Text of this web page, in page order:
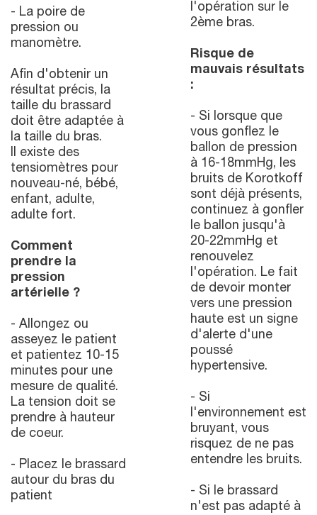
- La poire de
pression ou
manomètre.
Afin d'obtenir un
résultat précis, la
taille du brassard
doit être adaptée à
la taille du bras.
Il existe des
tensiomètres pour
nouveau-né, bébé,
enfant, adulte,
adulte fort.
Comment
prendre la
pression
artérielle ?
- Allongez ou
asseyez le patient
et patientez 10-15
minutes pour une
mesure de qualité.
La tension doit se
prendre à hauteur
de coeur.
- Placez le brassard
autour du bras du
patient
l'opération sur le
2ème bras.
Risque de
mauvais résultats
:
- Si lorsque que
vous gonflez le
ballon de pression
à 16-18mmHg, les
bruits de Korotkoff
sont déjà présents,
continuez à gonfler
le ballon jusqu'à
20-22mmHg et
renouvelez
l'opération. Le fait
de devoir monter
vers une pression
haute est un signe
d'alerte d'une
poussé
hypertensive.
- Si
l'environnement est
bruyant, vous
risquez de ne pas
entendre les bruits.
- Si le brassard
n'est pas adapté à